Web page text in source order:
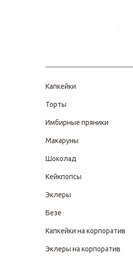
Капкейки
Торты
Имбирные пряники
Макаруны
Шоколад
Кейкпопсы
Эклеры
Безе
Капкейки на корпоратив
Эклеры на корпоратив